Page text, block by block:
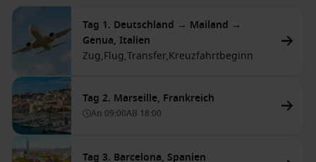
Tag 1. Deutschland → Mailand →
Genua, Italien
Zug,Flug,Transfer,Kreuzfahrtbeginn
Tag 2. Marseille, Frankreich
An 09:00AB 18:00
Tag 3. Barcelona, Spanien